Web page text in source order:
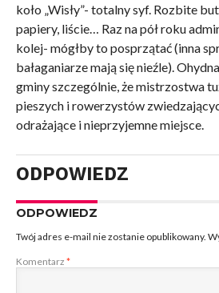
koło „Wisły”- totalny syf. Rozbite
papiery, liście… Raz na pół roku
kolej- mógłby to posprzątać (inna
bałaganiarze mają się nieźle).
gminy szczególnie, że mistrzostwa
pieszych i rowerzystów
odrażające i nieprzyjemne miejsce.
ODPOWIEDZ
ODPOWIEDZ
Twój adres e-mail nie zostanie opublikowany.
Komentarz *